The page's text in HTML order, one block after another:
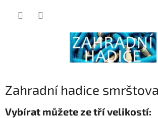
Zahradní hadice
Vybírat můžete ze tří velikostí: